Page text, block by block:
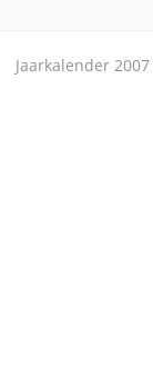
Jaarkalender 2007